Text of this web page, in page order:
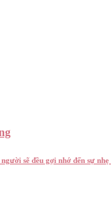
sẽ đều gợi nhớ đến sự